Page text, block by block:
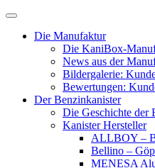
Skip
contentDie Manufaktur
Die KaniBox-
News aus der
Bildergalerie:
Bewertungen:
Der Benzinkanister
Die Geschichte der
Kanister Hersteller
ALLBOY –
Bellino –
MENESA